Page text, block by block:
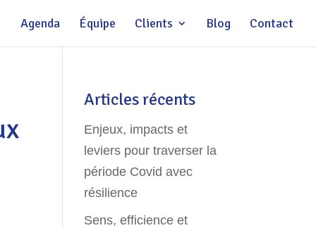
Agenda Équipe Clients Blog Contact
Articles récents
Enjeux, impacts et
leviers pour traverser la
période Covid avec
résilience
Sens, efficience et